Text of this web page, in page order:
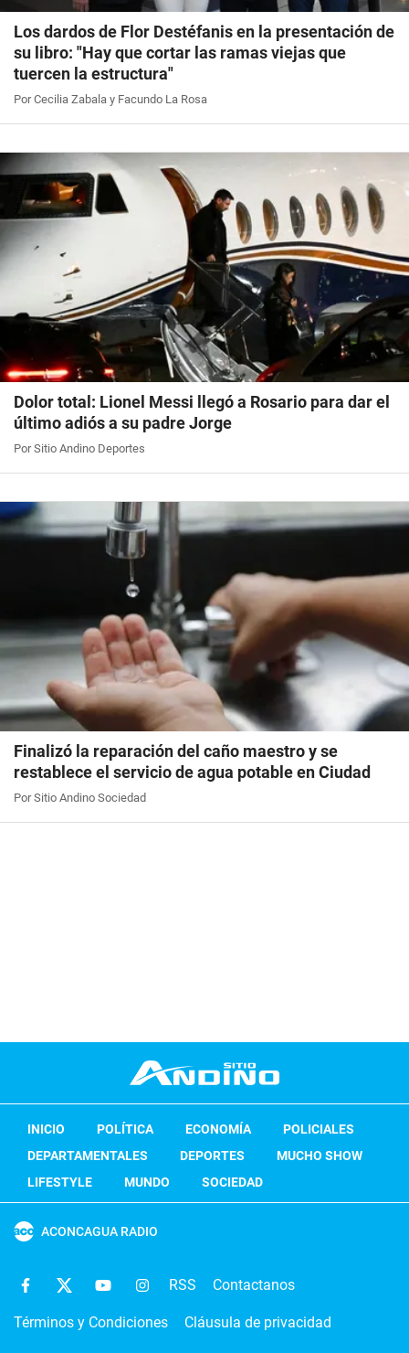
Los dardos de Flor Destéfanis en la presentación de
su libro: "Hay que cortar las ramas viejas que
tuercen la estructura"
Por Cecilia Zabala y Facundo La Rosa
Dolor total: Lionel Messi llegó a Rosario para dar el
último adiós a su padre Jorge
Por Sitio Andino Deportes
Finalizó la reparación del caño maestro y se
restablece el servicio de agua potable en Ciudad
Por Sitio Andino Sociedad
INICIO POLÍTICA ECONOMÍA
POLICIALES
DEPARTAMENTALES
DEPORTES
MUCHO SHOW
LIFESTYLE
MUNDO SOCIEDAD
ACONCAGUA RADIO
RSS Contactanos
Términos y Condiciones Cláusula de privacidad